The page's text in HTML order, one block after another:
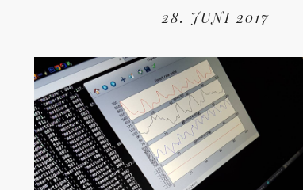
28. JUNI 2017